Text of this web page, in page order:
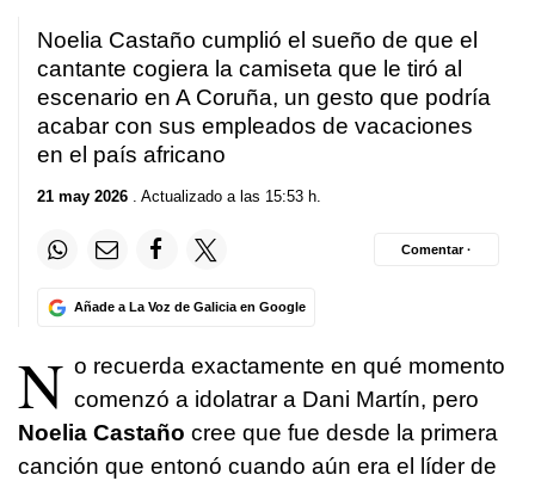
Noelia Castaño cumplió el sueño de que el
cantante cogiera la camiseta que le tiró al
escenario en A Coruña, un gesto que podría
acabar con sus empleados de vacaciones
en el país africano
21 may 2026 . Actualizado a las 15:53 h.
Añade a La Voz de Galicia en Google
Comentar ·
N o recuerda exactamente en qué momento
comenzó a idolatrar a Dani Martín, pero
Noelia Castaño cree que fue desde la primera
canción que entonó cuando aún era el líder de